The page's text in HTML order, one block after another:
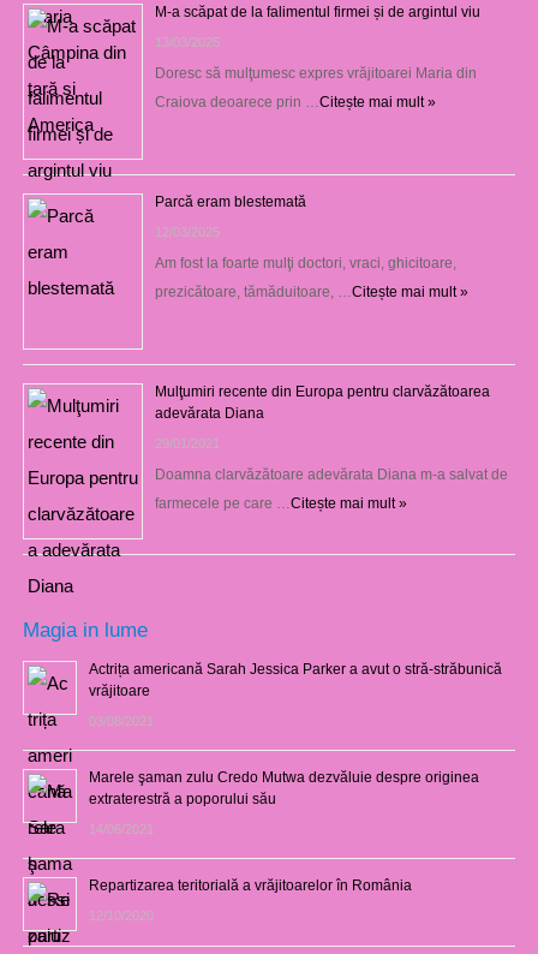
M-a scăpat de la falimentul firmei și de argintul viu
13/03/2025
Doresc să mulţumesc expres vrăjitoarei Maria din
Craiova deoarece prin … Citește mai mult »
Parcă eram blestemată
12/03/2025
Am fost la foarte mulţi doctori, vraci, ghicitoare,
prezicătoare, tămăduitoare, … Citește mai mult »
Mulţumiri recente din Europa pentru clarvăzătoarea
adevărata Diana
29/01/2021
Doamna clarvăzătoare adevărata Diana m-a salvat de
farmecele pe care … Citește mai mult »
Magia in lume
Actrița americană Sarah Jessica Parker a avut o stră-străbunică
vrăjitoare
03/08/2021
Marele şaman zulu Credo Mutwa dezvăluie despre originea
extraterestră a poporului său
14/06/2021
Repartizarea teritorială a vrăjitoarelor în România
12/10/2020